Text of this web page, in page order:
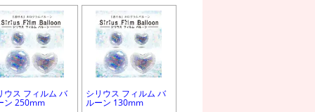
ウス フィルム バ
ン 250mm
シリウス フィルム バ
ルーン 130mm